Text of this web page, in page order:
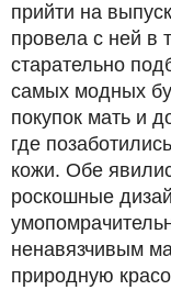
прийти на
провела с ней в
старательно
самых модных
покупок мать и
где
кожи. Обе
роскошные
ненавязчивым
природную